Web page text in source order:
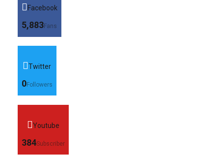
Facebook
5,883Fans
Twitter
0Followers
Youtube
384Subscriber